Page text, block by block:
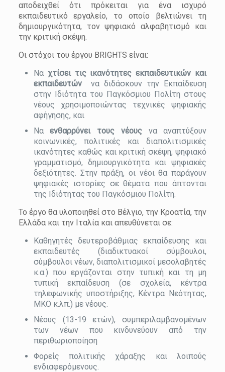
αποδειχθεί ότι πρόκειται για ένα ισχυρό
εκπαιδευτικό εργαλείο, το οποίο βελτιώνει τη
δημιουργικότητα, τον ψηφιακό αλφαβητισμό και
την κριτική σκέψη.
Οι στόχοι του έργου BRIGHTS είναι:
Να χτίσει τις ικανότητες εκπαιδευτικών και
εκπαιδευτών
να διδάσκουν την Εκπαίδευση
στην Ιδιότητα του Παγκόσμιου Πολίτη στους
νέους χρησιμοποιώντας τεχνικές ψηφιακής
αφήγησης, και
Ναενθαρρύνει τους νέους
να αναπτύξουν
κοινωνικές, πολιτικές και διαπολιτισμικές
ικανότητες καθώς και κριτική σκέψη, ψηφιακό
γραμματισμό, δημιουργικότητα και ψηφιακές
δεξιότητες. Στην πράξη, οι νέοι θα παράγουν
ψηφιακές ιστορίες σε θέματα που άπτονται
της Ιδιότητας του Παγκόσμιου Πολίτη.
Το έργο θα υλοποιηθεί στο Βέλγιο, την Κροατία, την
Ελλάδα και την Ιταλία και απευθύνεται σε:
Καθηγητές δευτεροβάθμιας εκπαίδευσης και
εκπαιδευτές (διαδικτυακοί σύμβουλοι,
σύμβουλοι νέων, διαπολιτισμικοί μεσολαβητές
κ.α.) που εργάζονται στην τυπική και τη μη
τυπική εκπαίδευση (σε σχολεία, κέντρα
τηλεφωνικής υποστήριξης, Κέντρα Νεότητας,
ΜΚΟ κ.λπ.) με νέους.
Νέους (13-19 ετών), συμπεριλαμβανομένων
των νέων που κινδυνεύουν από την
περιθωριοποίηση
Φορείς πολιτικής χάραξης και λοιπούς
ενδιαφερόμενους.